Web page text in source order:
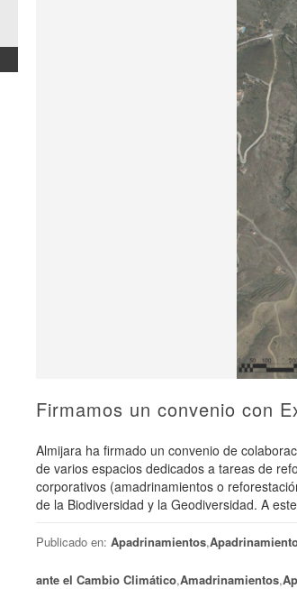
Firmamos un convenio con
Almijara ha firmado un convenio de
de varios espacios dedicados a tareas de
corporativos (amadrinamientos o
de la Biodiversidad y la Geodiversidad. A
Publicado en: Apadrinamientos,
ante el Cambio Climático,Amadrinamientos,